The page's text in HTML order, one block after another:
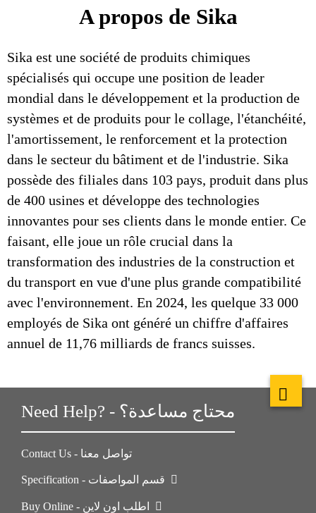
A propos de Sika
Sika est une société de produits chimiques
spécialisés qui occupe une position de leader
mondial dans le développement et la production de
systèmes et de produits pour le collage, l'étanchéité,
l'amortissement, le renforcement et la protection
dans le secteur du bâtiment et de l'industrie. Sika
possède des filiales dans 103 pays, produit dans plus
de 400 usines et développe des technologies
innovantes pour ses clients dans le monde entier. Ce
faisant, elle joue un rôle crucial dans la
transformation des industries de la construction et
du transport en vue d'une plus grande compatibilité
avec l'environnement. En 2024, les quelque 33 000
employés de Sika ont généré un chiffre d'affaires
annuel de 11,76 milliards de francs suisses.
Need Help? - محتاج مساعدة؟
Contact Us - تواصل معنا